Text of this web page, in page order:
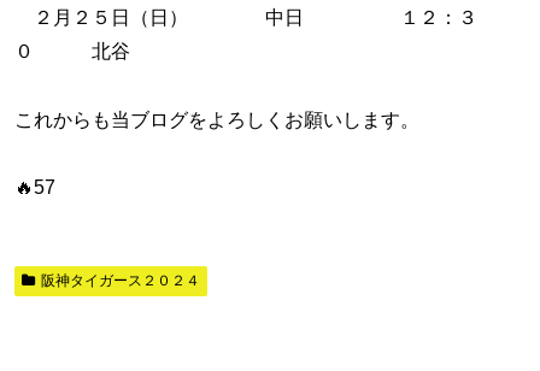
２月２５日（日） 中日 １２：３
０ 北谷
これからも当ブログをよろしくお願いします。
🔥57
阪神タイガース２０２４